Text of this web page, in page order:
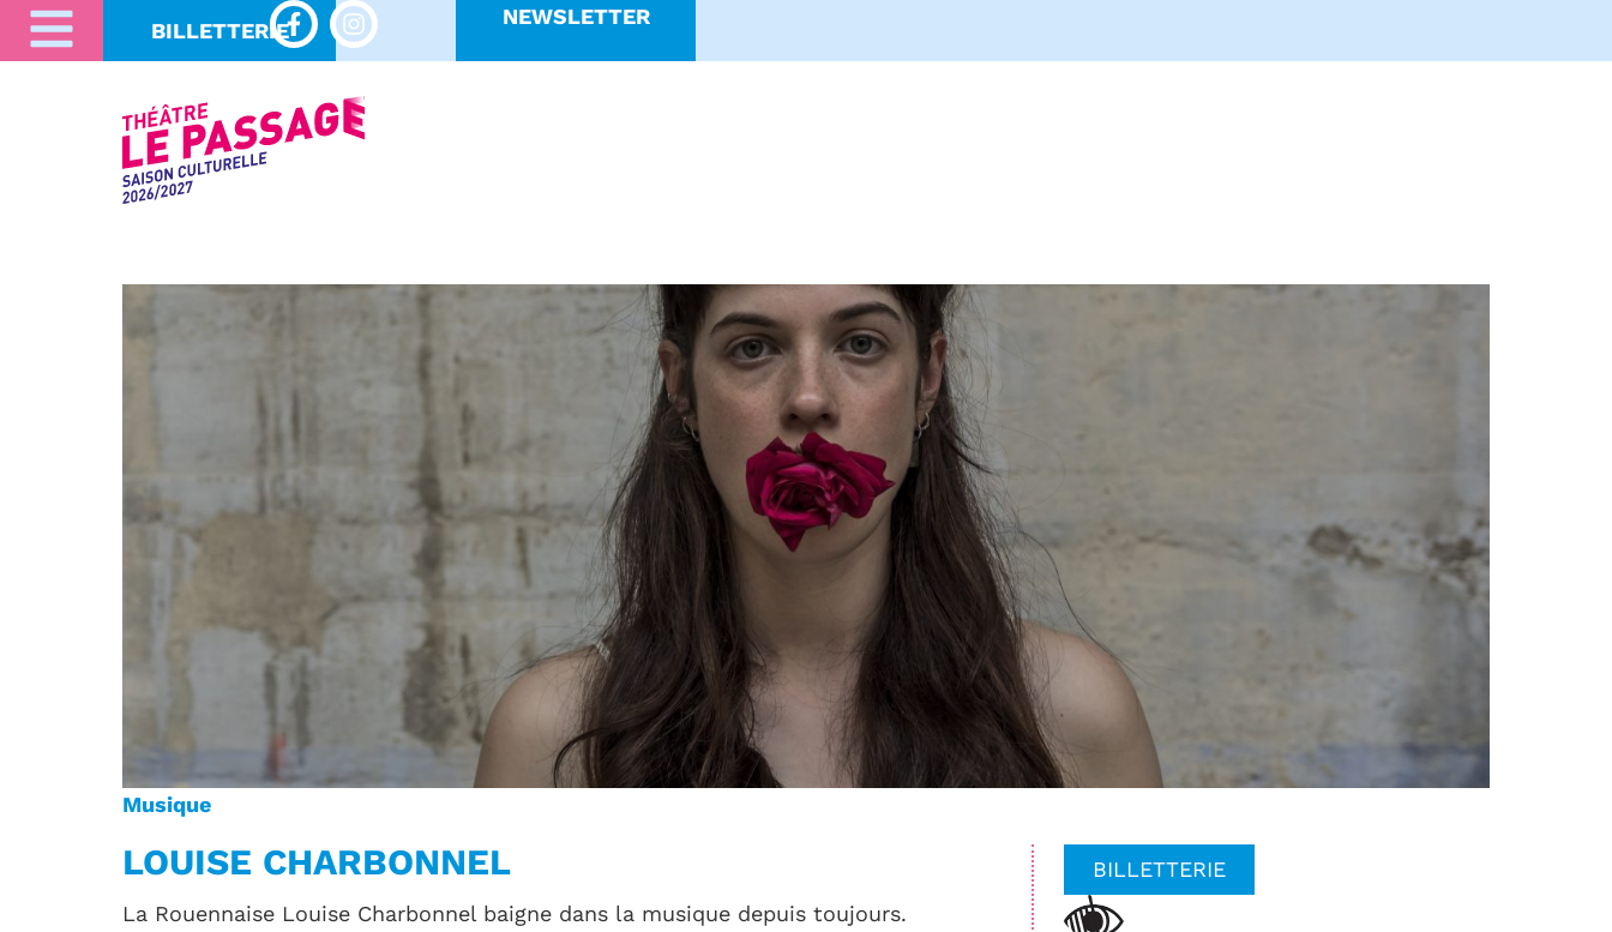
BILLETTERIE
NEWSLETTER
Musique
LOUISE CHARBONNEL
La Rouennaise Louise Charbonnel baigne dans la musique depuis toujours.
BILLETTERIE